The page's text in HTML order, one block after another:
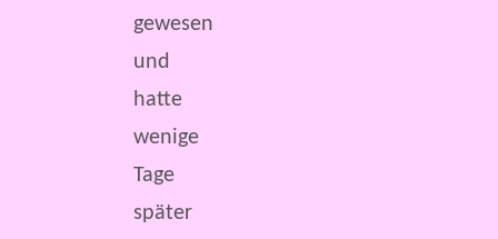
gewesen
und
hatte
wenige
Tage
später